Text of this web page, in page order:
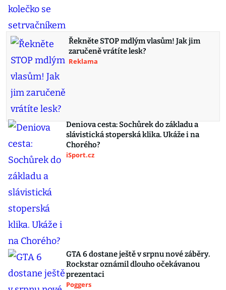
Řekněte STOP mdlým vlasům! Jak jim
zaručeně vrátíte lesk?
Reklama
Deniova cesta: Sochůrek do základu a
slávistická stoperská klika. Ukáže i na
Chorého?
iSport.cz
GTA 6 dostane ještě v srpnu nové záběry.
Rockstar oznámil dlouho očekávanou
prezentaci
Poggers